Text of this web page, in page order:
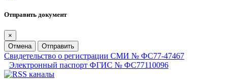
Отправить документ
×
Отмена
Отправить
Свидетельство о регистрации СМИ № ФС77-47467
Электронный паспорт ФГИС № ФС77110096